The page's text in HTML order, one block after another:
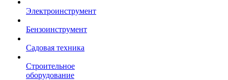
Электроинструмент
Бензоинструмент
Садовая техника
Строительное
оборудование